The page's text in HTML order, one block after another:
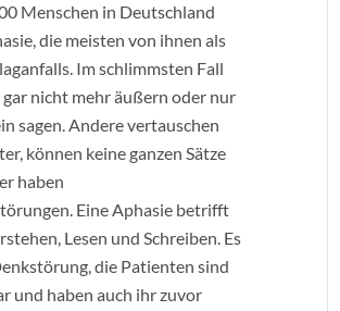
Menschen in Deutschland
die meisten von ihnen als
Im schlimmsten Fall
gar nicht mehr äußern oder nur
sagen. Andere vertauschen
können keine ganzen Sätze
haben
Eine Aphasie betrifft
Lesen und Schreiben. Es
die Patienten sind
und haben auch ihr zuvor